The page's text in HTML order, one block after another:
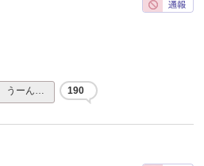
うーん… 190